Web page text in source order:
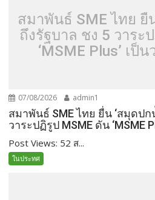
สมาพันธ์ SME ไทย ยื่
ถึงรัฐบาล ชง 5 วาระ
‘MSME Plus’ เป็
07/08/2026 admin1
สมาพันธ์ SME ไทย ยื่น ‘สมุดปก
วาระปฏิรูป MSME ดัน ‘MSME
Post Views: 52 ส...
ในประทศ